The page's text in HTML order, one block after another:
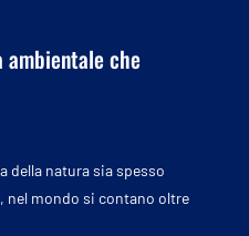
ambientale che
della natura sia spesso
nel mondo si contano oltre